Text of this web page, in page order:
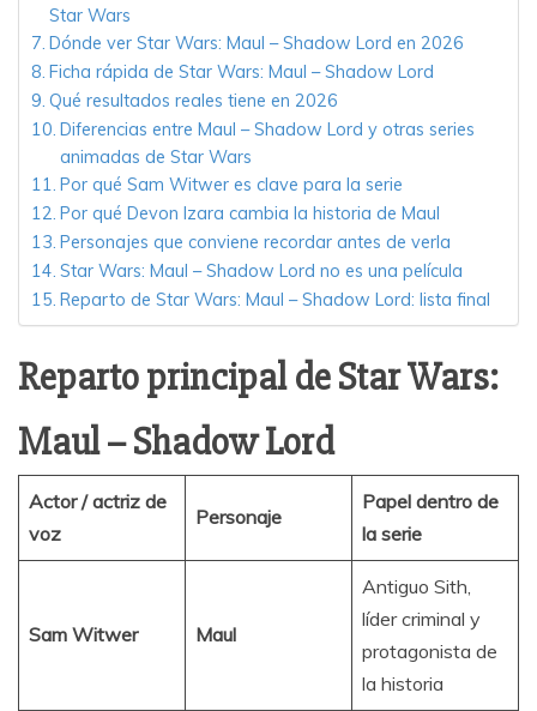
Star Wars
Dónde ver Star Wars: Maul – Shadow Lord en 2026
Ficha rápida de Star Wars: Maul – Shadow Lord
Qué resultados reales tiene en 2026
Diferencias entre Maul – Shadow Lord y otras series
animadas de Star Wars
Por qué Sam Witwer es clave para la serie
Por qué Devon Izara cambia la historia de Maul
Personajes que conviene recordar antes de verla
Star Wars: Maul – Shadow Lord no es una película
Reparto de Star Wars: Maul – Shadow Lord: lista final
Reparto principal de Star Wars:
Maul – Shadow Lord
Actor / actriz de
voz
Personaje
Papel dentro de
la serie
Sam Witwer Maul
Antiguo Sith,
líder criminal y
protagonista de
la historia